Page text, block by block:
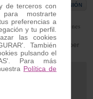
ESCRIBIR OPINIÓN
2opiniones
24 de September
de terceros con
mostrarte
preferencias a
y tu perfil.
las cookies
También
pulsando el
Para más
Política de